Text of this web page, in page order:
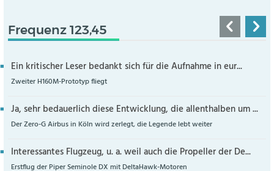
Frequenz 123,45
Ein kritischer Leser bedankt sich für die Aufnahme in eur...
Zweiter H160M-Prototyp fliegt
Ja, sehr bedauerlich diese Entwicklung, die allenthalben um ...
Der Zero-G Airbus in Köln wird zerlegt, die Legende lebt weiter
Interessantes Flugzeug, u. a. weil auch die Propeller der De...
Erstflug der Piper Seminole DX mit DeltaHawk-Motoren